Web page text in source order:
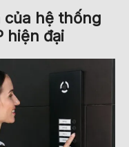
của hệ thống
hiện đại